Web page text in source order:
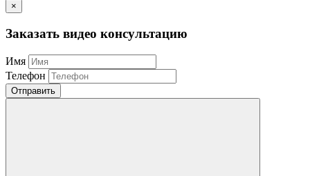
×
Заказать видео консультацию
Имя
Телефон
Отправить